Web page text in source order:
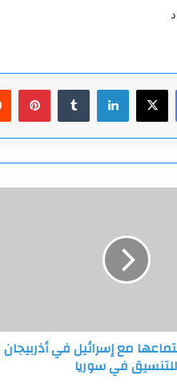
فيسبوك
‫X لينكدإن
مع إسرائيل في أذربيجان
للتنسيق في سوريا